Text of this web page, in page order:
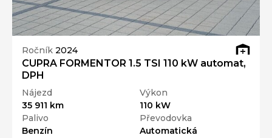
Ročník 2024
CUPRA FORMENTOR 1.5 TSI 110 kW automat,
DPH
Nájezd
35 911 km
Výkon
110 kW
Palivo
Benzín
Převodovka
Automatická